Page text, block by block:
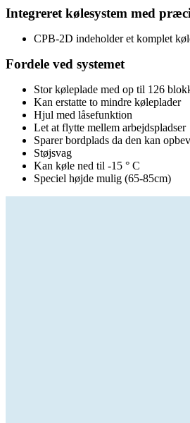
Integreret kølesystem med
CPB-2D indeholder et komplet
Fordele ved systemet
Stor køleplade med op til 126
Kan erstatte to mindre køleplader
Hjul med låsefunktion
Let at flytte mellem arbejdspladser
Sparer bordplads da den kan
Støjsvag
Kan køle ned til -15 ° C
Speciel højde mulig (65-85cm)